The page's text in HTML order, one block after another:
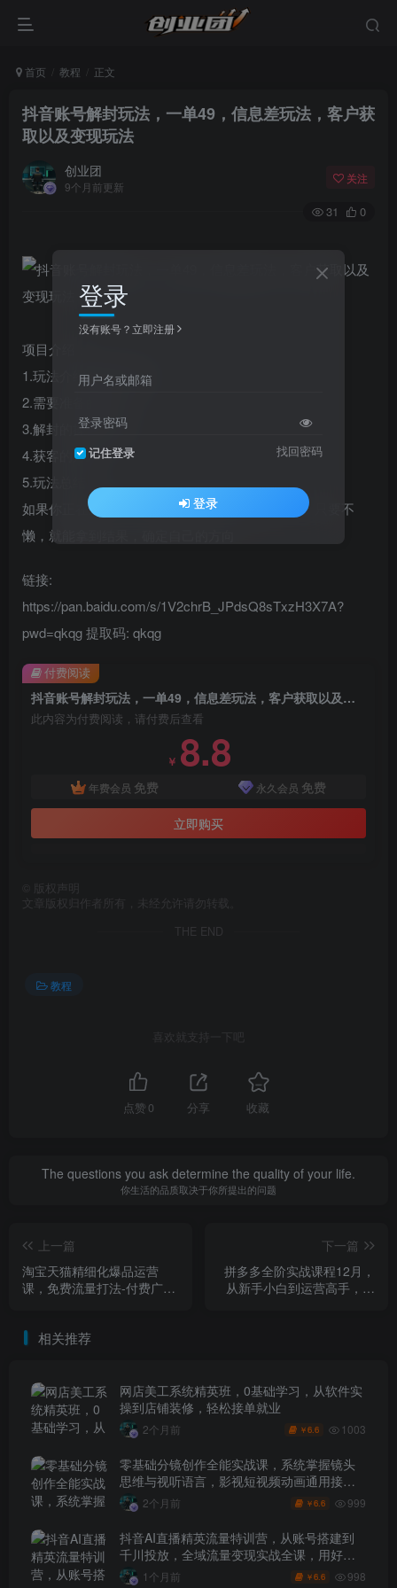
首页 教程 正文
抖音账号解封玩法，一单49，信息差玩法，客户获
取以及变现玩法
创业团
9个月前更新
关注
31 0
项目介绍：
1.玩法介绍与需求市场
2.需要准备的东西
3.解封的操作步骤
4.获客的方式
5.玩法总结
如果你正在迷茫，完全可以利用空余时间去学习，只要不
懒，就能拿到结果，确定自己的方向
链接:
https://pan.baidu.com/s/1V2chrB_JPdsQ8sTxzH3X7A?
pwd=qkqg 提取码: qkqg
抖音账号解封玩法，一单49，信息差玩法，客户获取以及变现玩法
此内容为付费阅读，请付费后查看
￥ 8.8
年费会员 免费 永久会员 免费
立即购买
付费阅读
版权声明
文章版权归作者所有，未经允许请勿转载。
THE END
教程
喜欢就支持一下吧
点赞 0 分享 收藏
The questions you ask determine the quality of your life.
你生活的品质取决于你所提出的问题
上一篇
淘宝天猫精细化爆品运营
课，免费流量打法-付费广告
下一篇
拼多多全阶实战课程12月，
从新手小白到运营高手，海
相关推荐
网店美工系统精英班，0基础学习，从软件实
操到店铺装修，轻松接单就业
2个月前 ￥6.6 1003
零基础分镜创作全能实战课，系统掌握镜头
思维与视听语言，影视短视频动画通用接单
技能2个月前 ￥6.6 999
抖音AI直播精英流量特训营，从账号搭建到
千川投放，全域流量变现实战全课，用好工
具让賺钱更简单
1个月前 ￥6.6 998
登录
没有账号？立即注册
用户名或邮箱
登录密码
记住登录 找回密码
登录